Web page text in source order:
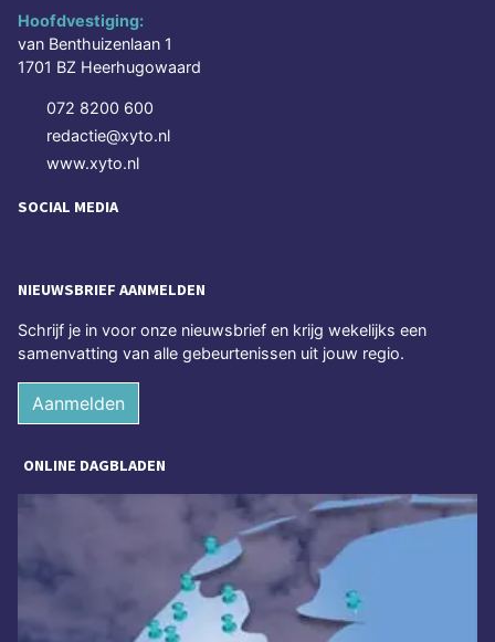
Hoofdvestiging:
van Benthuizenlaan 1
1701 BZ Heerhugowaard
072 8200 600
redactie@xyto.nl
www.xyto.nl
SOCIAL MEDIA
NIEUWSBRIEF AANMELDEN
Schrijf je in voor onze nieuwsbrief en krijg wekelijks een
samenvatting van alle gebeurtenissen uit jouw regio.
Aanmelden
ONLINE DAGBLADEN